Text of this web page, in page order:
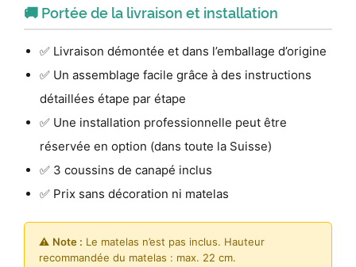
🚚 Portée de la livraison et installation
✅ Livraison démontée et dans l’emballage d’origine
✅ Un assemblage facile grâce à des instructions
détaillées étape par étape
✅ Une installation professionnelle peut être
réservée en option (dans toute la Suisse)
✅ 3 coussins de canapé inclus
✅ Prix sans décoration ni matelas
⚠️ Note : Le matelas n’est pas inclus. Hauteur
recommandée du matelas : max. 22 cm.